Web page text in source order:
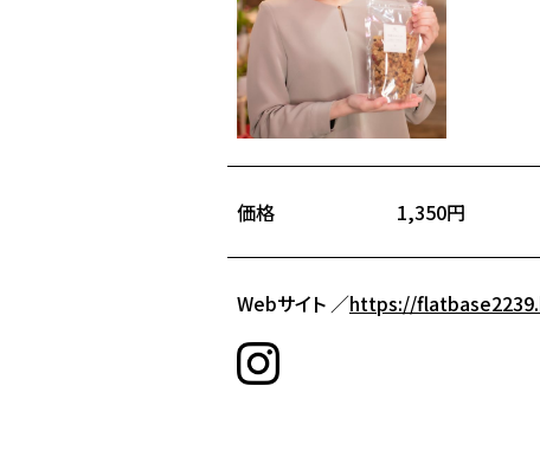
価格 1,350円
Webサイト ／https://